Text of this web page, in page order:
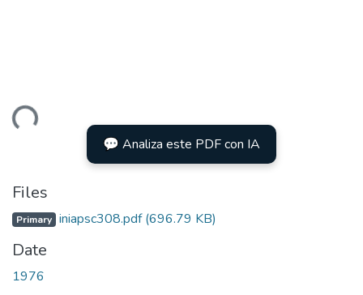
💬 Analiza este PDF con IA
Files
Primary iniapsc308.pdf(696.79 KB)
Date
1976